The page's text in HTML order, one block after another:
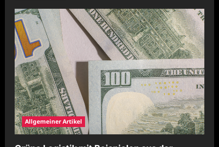
Praxiswissen
zur
Ermittlung
von
versteckten
Gemeinkosten
Allgemeiner Artikel